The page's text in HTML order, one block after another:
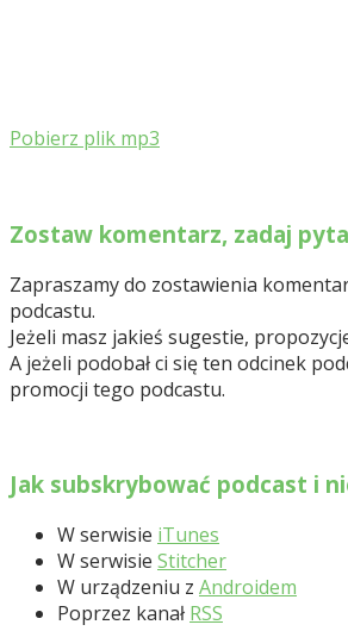
Pobierz plik mp3
Zostaw komentarz, zadaj
Zapraszamy do zostawienia
podcastu.
Jeżeli masz jakieś sugestie,
A jeżeli podobał ci się ten odcinek
promocji tego podcastu.
Jak subskrybować podcast i
W serwisie iTunes
W serwisie Stitcher
W urządzeniu z Androidem
Poprzez kanał RSS